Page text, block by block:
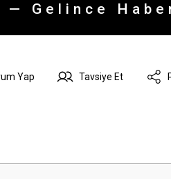
— Gelince
Yap Tavsiye Et